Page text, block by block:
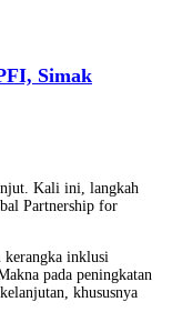
Simak
Kali ini, langkah
Partnership for
kerangka inklusi
pada peningkatan
khususnya